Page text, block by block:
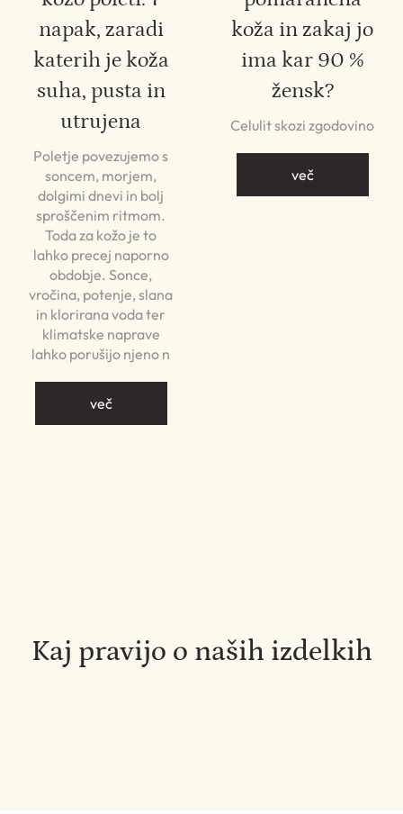
napak, zaradi
katerih je koža
suha, pusta in
utrujena
Poletje povezujemo s
soncem, morjem,
dolgimi dnevi in bolj
sproščenim ritmom.
Toda za kožo je to
lahko precej naporno
obdobje. Sonce,
vročina, potenje, slana
in klorirana voda ter
klimatske naprave
lahko porušijo njeno n
več
koža in zakaj jo
ima kar 90 %
žensk?
Celulit skozi zgodovino
več
Kaj pravijo o naših izdelkih